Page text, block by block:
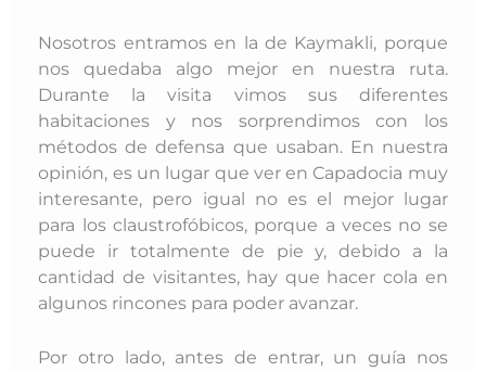
Nosotros entramos en la de Kaymakli, porque
nos quedaba algo mejor en nuestra ruta.
Durante la visita vimos sus diferentes
habitaciones y nos sorprendimos con los
métodos de defensa que usaban. En nuestra
opinión, es un lugar que ver en Capadocia muy
interesante, pero igual no es el mejor lugar
para los claustrofóbicos, porque a veces no se
puede ir totalmente de pie y, debido a la
cantidad de visitantes, hay que hacer cola en
algunos rincones para poder avanzar.
Por otro lado, antes de entrar, un guía nos